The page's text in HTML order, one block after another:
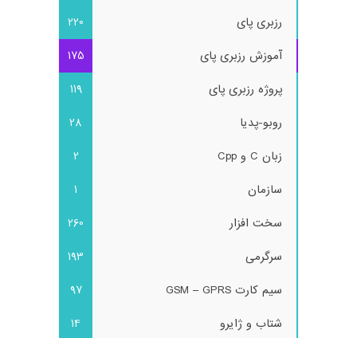
رزبری پای
220
آموزش رزبری پای
175
پروژه رزبری پای
119
روبو-پدیا
28
زبان C و Cpp
2
سازمان
1
سخت افزار
260
سرگرمی
193
سیم کارت GSM – GPRS
97
شتاب و ژایرو
14